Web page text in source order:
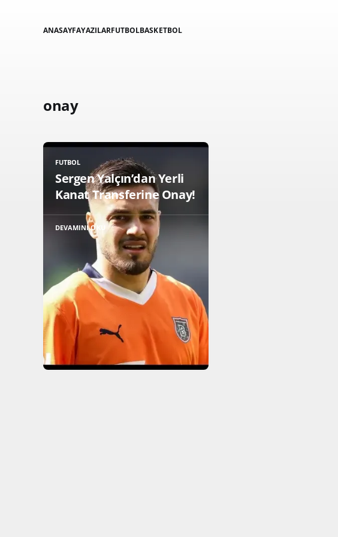
ANASAYFAYAZILARFUTBOLBASKETBOL
onay
FUTBOL
Sergen Yalçın’dan Yerli
Kanat Transferine Onay!
DEVAMINI OKU